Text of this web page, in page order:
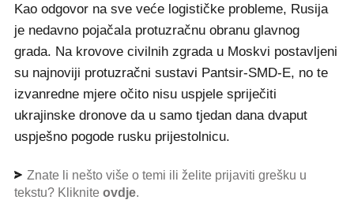
Kao odgovor na sve veće logističke probleme, Rusija
je nedavno pojačala protuzračnu obranu glavnog
grada. Na krovove civilnih zgrada u Moskvi postavljeni
su najnoviji protuzračni sustavi Pantsir-SMD-E, no te
izvanredne mjere očito nisu uspjele spriječiti
ukrajinske dronove da u samo tjedan dana dvaput
uspješno pogode rusku prijestolnicu.
Znate li nešto više o temi ili želite prijaviti grešku u
tekstu? Kliknite ovdje.